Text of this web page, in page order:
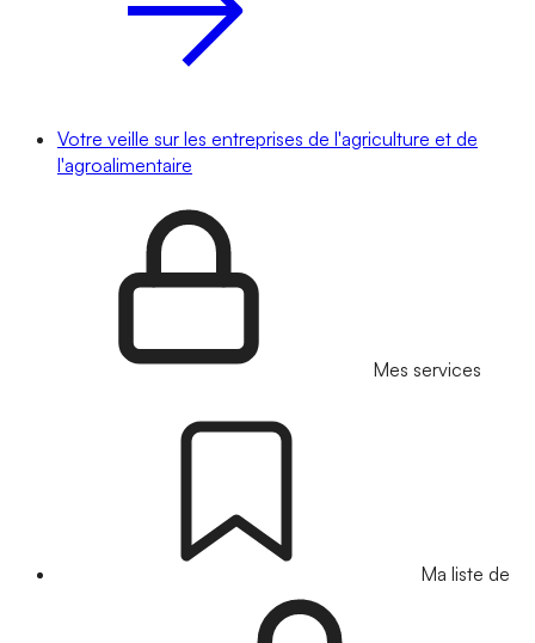
Votre veille sur les entreprises de l'agriculture et de
l'agroalimentaire
Mes services
Ma liste de